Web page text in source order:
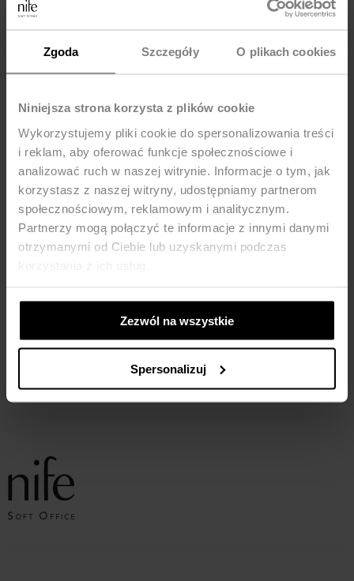
Zgoda Szczegóły O plikach cookies
Niniejsza strona korzysta z plików cookie
Wykorzystujemy pliki cookie do spersonalizowania treści
i reklam, aby oferować funkcje społecznościowe i
analizować ruch w naszej witrynie. Informacje o tym, jak
korzystasz z naszej witryny, udostępniamy partnerom
społecznościowym, reklamowym i analitycznym.
Partnerzy mogą połączyć te informacje z innymi danymi
otrzymanymi od Ciebie lub uzyskanymi podczas
Zezwól na wszystkie
Spersonalizuj
MOŻE CI SIĘ SPODOBAĆ
Wiskozowa bluzka z szeroką
Delikatna beżowa bluzka z
209,00